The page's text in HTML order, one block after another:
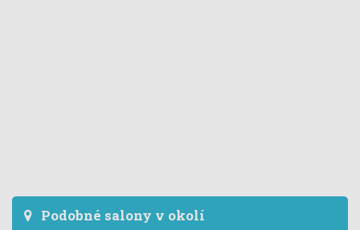
Podobné salony v okolí